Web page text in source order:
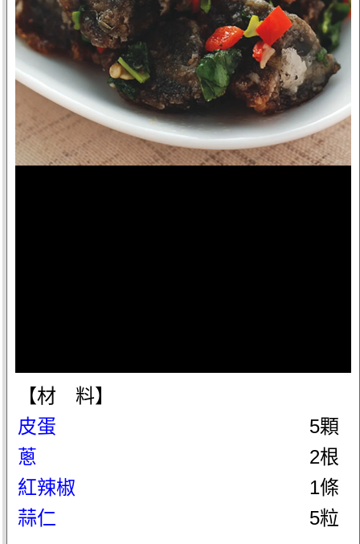
【材 料】
皮蛋
5顆
蔥
2根
紅辣椒
1條
蒜仁
5粒